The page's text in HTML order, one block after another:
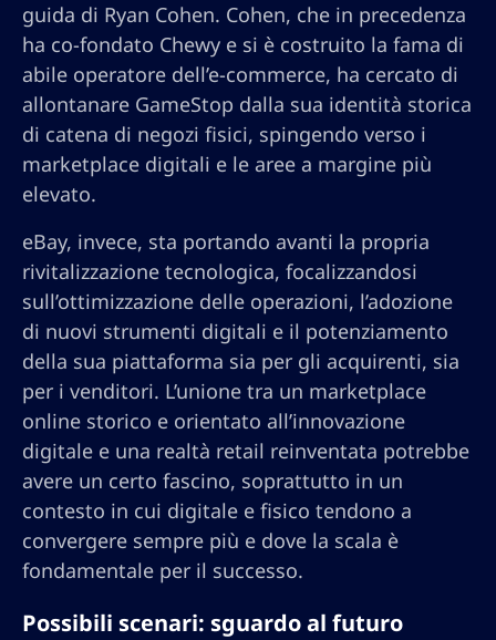
guida di Ryan Cohen. Cohen, che in precedenza
ha co-fondato Chewy e si è costruito la fama di
abile operatore dell’e-commerce, ha cercato di
allontanare GameStop dalla sua identità storica
di catena di negozi fisici, spingendo verso i
marketplace digitali e le aree a margine più
elevato.
eBay, invece, sta portando avanti la propria
rivitalizzazione tecnologica, focalizzandosi
sull’ottimizzazione delle operazioni, l’adozione
di nuovi strumenti digitali e il potenziamento
della sua piattaforma sia per gli acquirenti, sia
per i venditori. L’unione tra un marketplace
online storico e orientato all’innovazione
digitale e una realtà retail reinventata potrebbe
avere un certo fascino, soprattutto in un
contesto in cui digitale e fisico tendono a
convergere sempre più e dove la scala è
fondamentale per il successo.
Possibili scenari: sguardo al futuro